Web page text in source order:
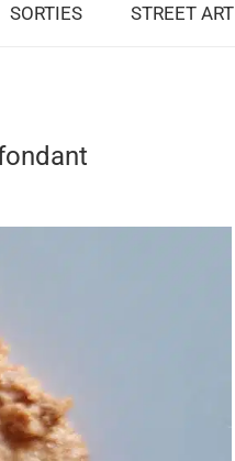
SORTIES STREET ART